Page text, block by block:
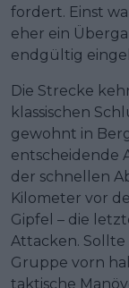
fordert. Einst
eher ein
endgültig
Die Strecke
klassischen
gewohnt in
entscheidende
der schnellen
Kilometer vor
Gipfel – die
Attacken.
Gruppe vorn
taktische